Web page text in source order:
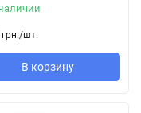
грн./шт.
В корзину